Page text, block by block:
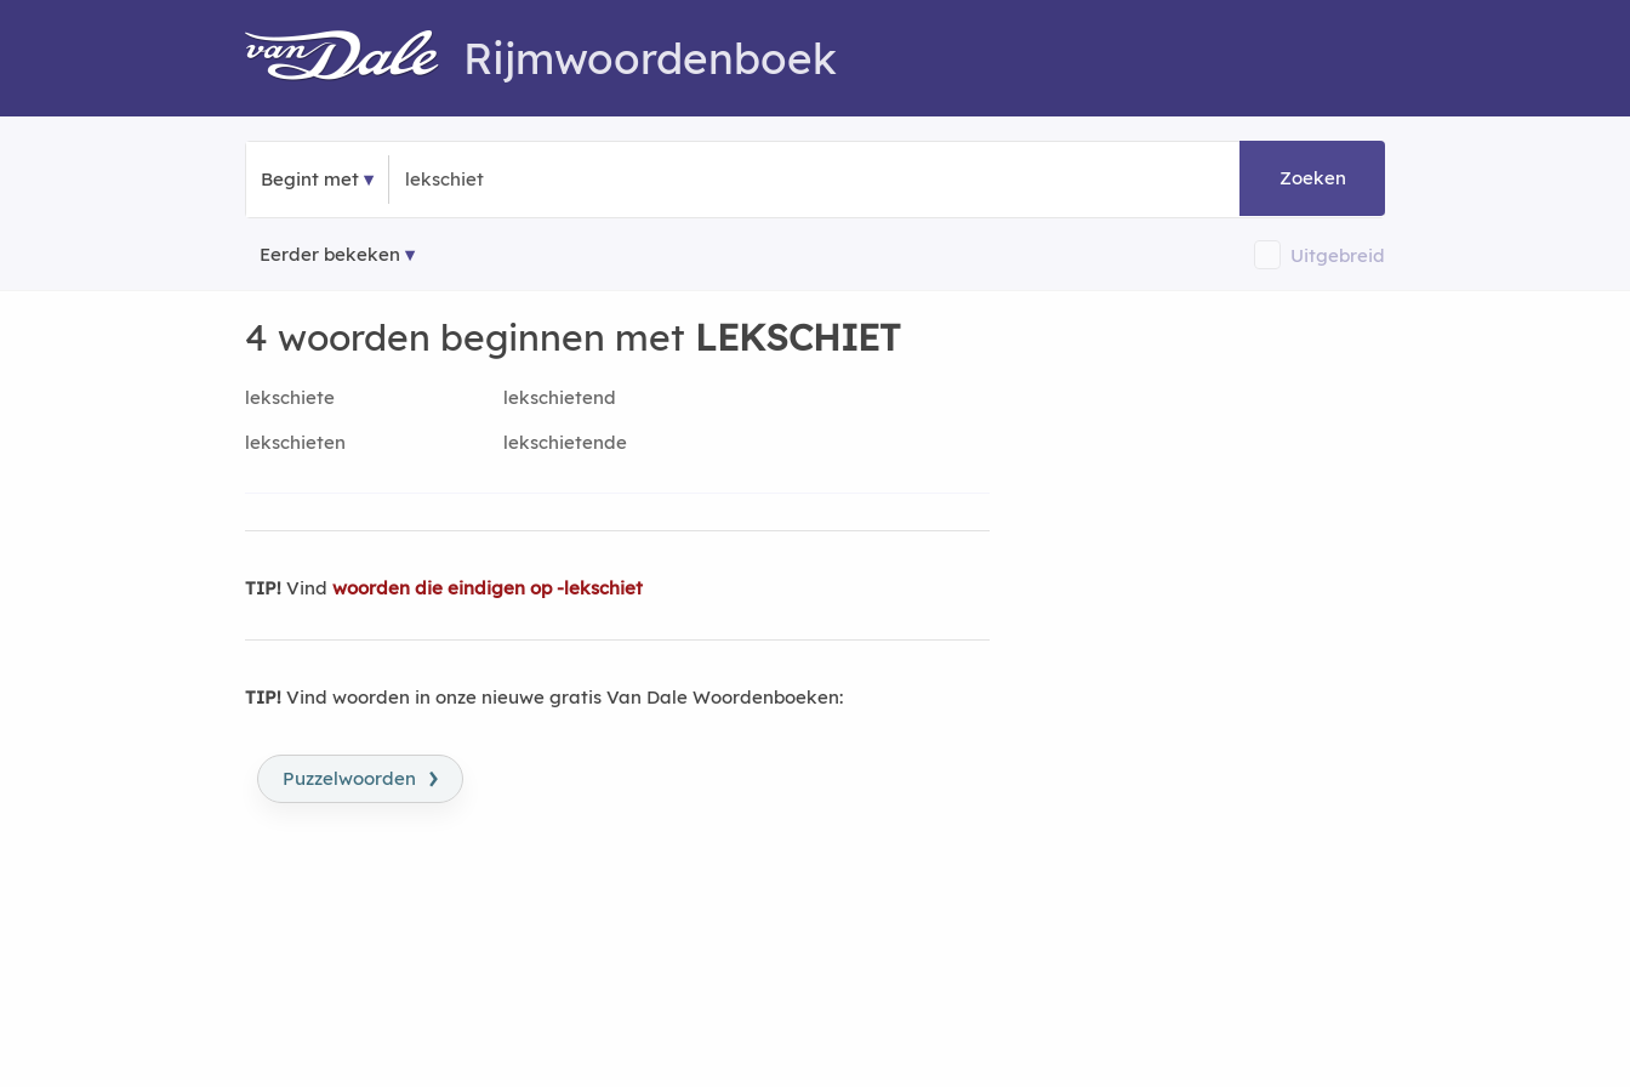
Rijmwoordenboek
Begint met Zoeken
Eerder bekeken Uitgebreid
4 woorden beginnen met LEKSCHIET
lekschiete
lekschietend
lekschieten
lekschietende
TIP! Vind woorden die eindigen op -lekschiet
TIP! Vind woorden in onze nieuwe gratis Van Dale Woordenboeken:
Puzzelwoorden ›